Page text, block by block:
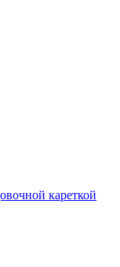
кареткой